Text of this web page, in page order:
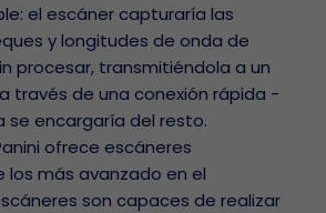
el escáner capturaría las
y longitudes de onda de
procesar, transmitiéndola a un
través de una conexión rápida -
se encargaría del resto.
ofrece escáneres
más avanzado en el
son capaces de realizar